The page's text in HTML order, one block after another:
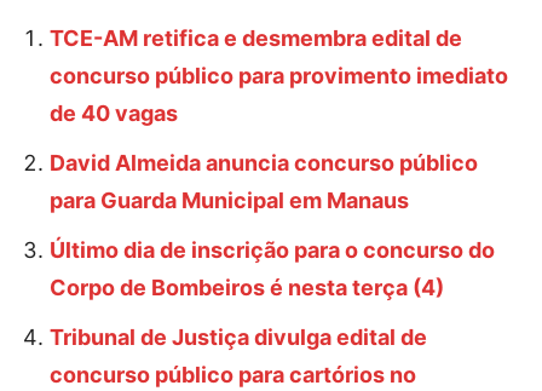
TCE-AM retifica e desmembra edital de
concurso público para provimento imediato
de 40 vagas
David Almeida anuncia concurso público
para Guarda Municipal em Manaus
Último dia de inscrição para o concurso do
Corpo de Bombeiros é nesta terça (4)
Tribunal de Justiça divulga edital de
concurso público para cartórios no